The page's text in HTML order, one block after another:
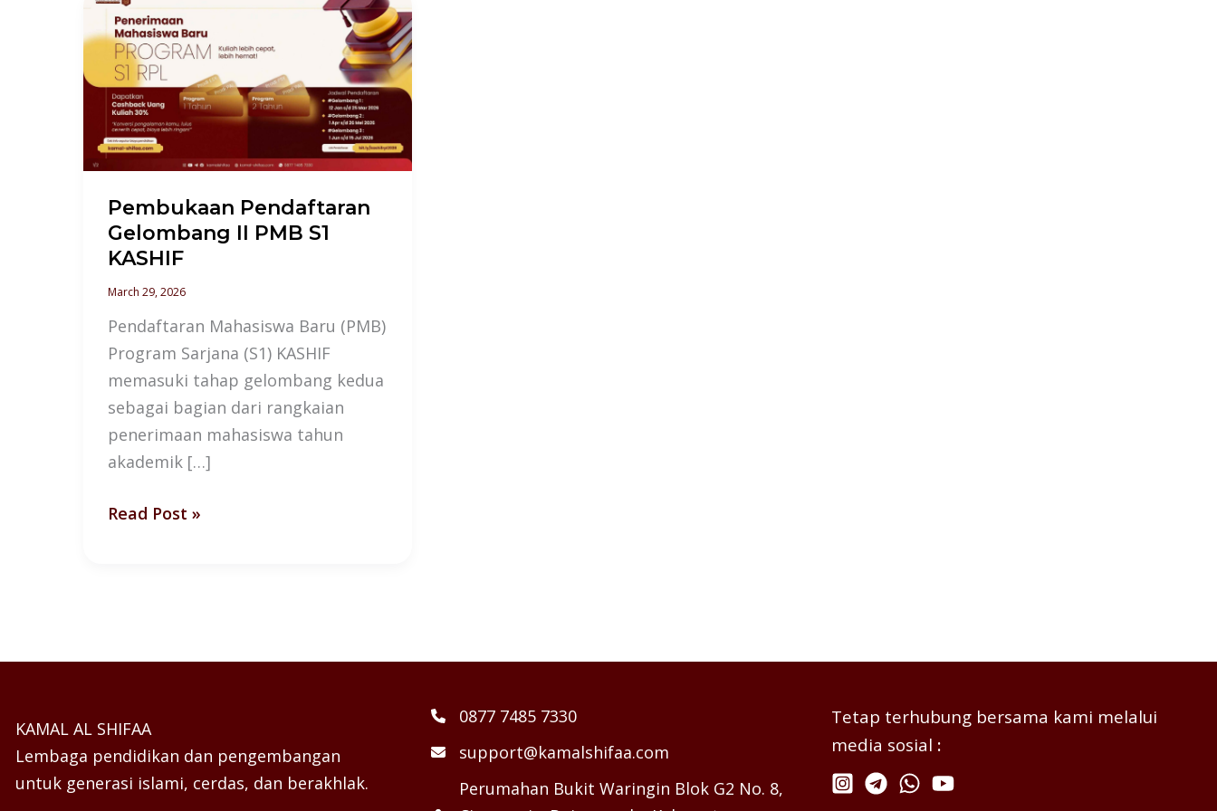
Pembukaan Pendaftaran
Gelombang II PMB S1
KASHIF
March 29, 2026
Pendaftaran Mahasiswa Baru (PMB)
Program Sarjana (S1) KASHIF
memasuki tahap gelombang kedua
sebagai bagian dari rangkaian
penerimaan mahasiswa tahun
akademik […]
Pendaftaran
Gelombang
II
PMB
S1
Read Post »
KAMAL AL SHIFAA
Lembaga pendidikan dan pengembangan
untuk generasi islami, cerdas, dan berakhlak.
0877 7485 7330
support@kamalshifaa.com
Perumahan Bukit Waringin Blok G2 No. 8,
Tetap terhubung bersama kami melalui
media sosial :